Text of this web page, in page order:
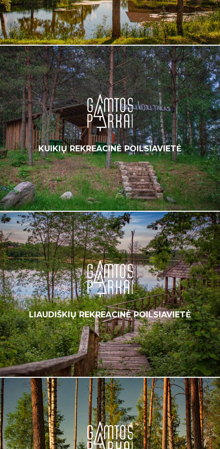
KUIKIŲ REKREACINĖ POILSIAVIETĖ
LIAUDIŠKIŲ REKREACINĖ POILSIAVIETĖ